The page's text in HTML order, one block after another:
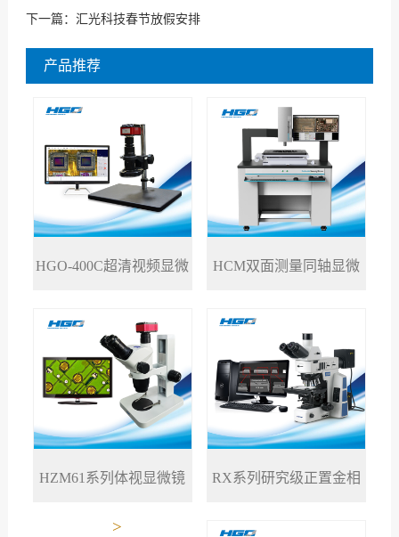
下一篇： 汇光科技春节放假安排
产品推荐
HGO-400C超清视频显微 HCM双面测量同轴显微
HZM61系列体视显微镜
>
RX系列研究级正置金相
显微镜